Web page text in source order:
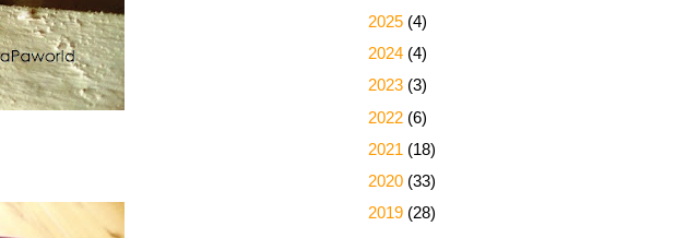
2025 (4)
2024 (4)
2023 (3)
2022 (6)
2021 (18)
2020 (33)
2019 (28)